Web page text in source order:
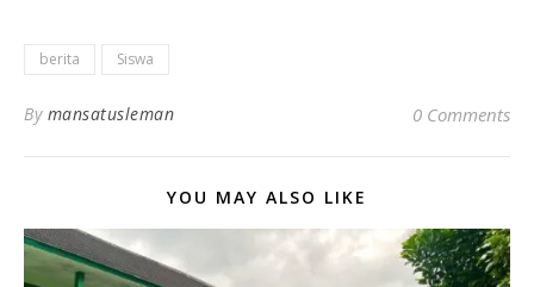
berita Siswa
By mansatusleman 0 Comments
YOU MAY ALSO LIKE